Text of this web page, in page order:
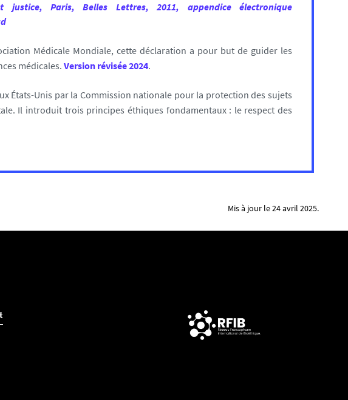
Paris, Belles Lettres, 2011, appendice électronique
Médicale Mondiale, cette déclaration a pour but de guider les
médicales.Version révisée 2024.
États-Unis par la Commission nationale pour la protection des sujets
Il introduit trois principes éthiques fondamentaux : le respect des
Mis à jour le 24 avril 2025.